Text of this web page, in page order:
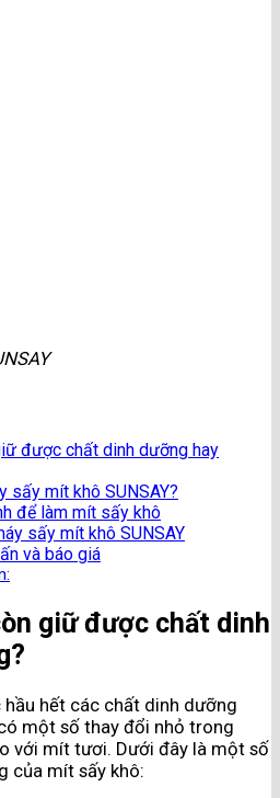
được chất dinh dưỡng hay
sấy mít khô SUNSAY?
để làm mít sấy khô
sấy mít khô SUNSAY
và báo giá
giữ được chất dinh
hết các chất dinh dưỡng
một số thay đổi nhỏ trong
với mít tươi. Dưới đây là một số
của mít sấy khô: